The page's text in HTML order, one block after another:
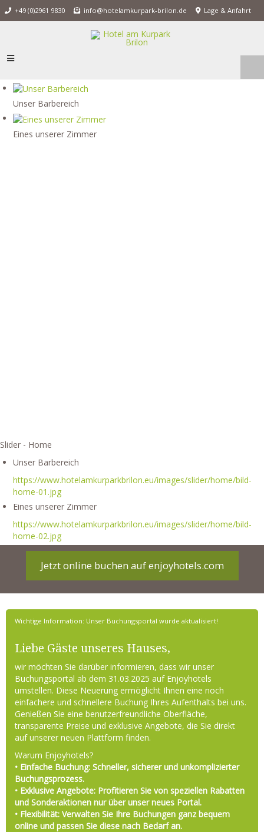
+49 (0)2961 9830 info@hotelamkurpark-brilon.de Lage & Anfahrt
Unser Barbereich
Eines unserer Zimmer
Slider - Home
Unser Barbereich
https://www.hotelamkurparkbrilon.eu/images/slider/home/bild-
home-01.jpg
Eines unserer Zimmer
https://www.hotelamkurparkbrilon.eu/images/slider/home/bild-
home-02.jpg
Jetzt online buchen auf enjoyhotels.com
Wichtige Information: Unser Buchungsportal wurde aktualisiert!
Liebe Gäste unseres Hauses,
wir möchten Sie darüber informieren, dass wir unser
Buchungsportal ab dem 31.03.2025 auf Enjoyhotels
umstellen. Diese Neuerung ermöglicht Ihnen eine noch
einfachere und schnellere Buchung Ihres Aufenthalts bei uns.
Genießen Sie eine benutzerfreundliche Oberfläche,
transparente Preise und exklusive Angebote, die Sie direkt
auf unserer neuen Plattform finden.
Warum Enjoyhotels?
• Einfache Buchung: Schneller, sicherer und unkomplizierter
Buchungsprozess.
• Exklusive Angebote: Profitieren Sie von speziellen Rabatten
und Sonderaktionen nur über unser neues Portal.
• Flexibilität: Verwalten Sie Ihre Buchungen ganz bequem
online und passen Sie diese nach Bedarf an.